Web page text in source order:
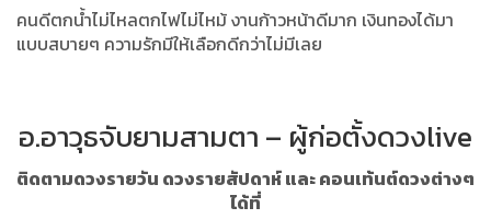
คนดีตกน้ำไม่ไหลตกไฟไม่ไหม้ งานก้าวหน้าดีมาก เงินทองได้มา
แบบสบายๆ ความรักมีให้เลือกดีกว่าไม่มีเลย
อ.อาวุธจับยามสามตา – ผู้ก่อตั้งดวงlive
ติดตามดวงรายวัน ดวงรายสัปดาห์ และ คอนเท้นต์ดวงต่างๆ
ได้ที่